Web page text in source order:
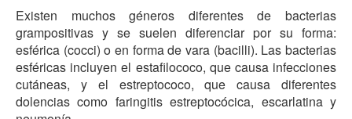
Existen muchos géneros diferentes de bacterias
grampositivas y se suelen diferenciar por su forma:
esférica (cocci) o en forma de vara (bacilli). Las bacterias
esféricas incluyen el estafilococo, que causa infecciones
cutáneas, y el estreptococo, que causa diferentes
dolencias como faringitis estreptocócica, escarlatina y